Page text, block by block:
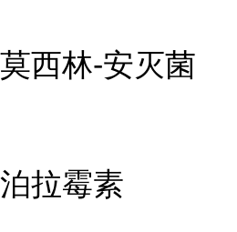
西林-安灭菌
拉霉素